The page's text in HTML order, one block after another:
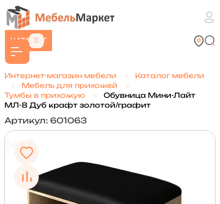
КАТАЛОГ
Интернет-магазин мебели
Каталог мебели
Мебель для прихожей
Тумбы в прихожую
Обувница Мини-Лайт
МЛ-8 Дуб крафт золотой/графит
Артикул: 601063